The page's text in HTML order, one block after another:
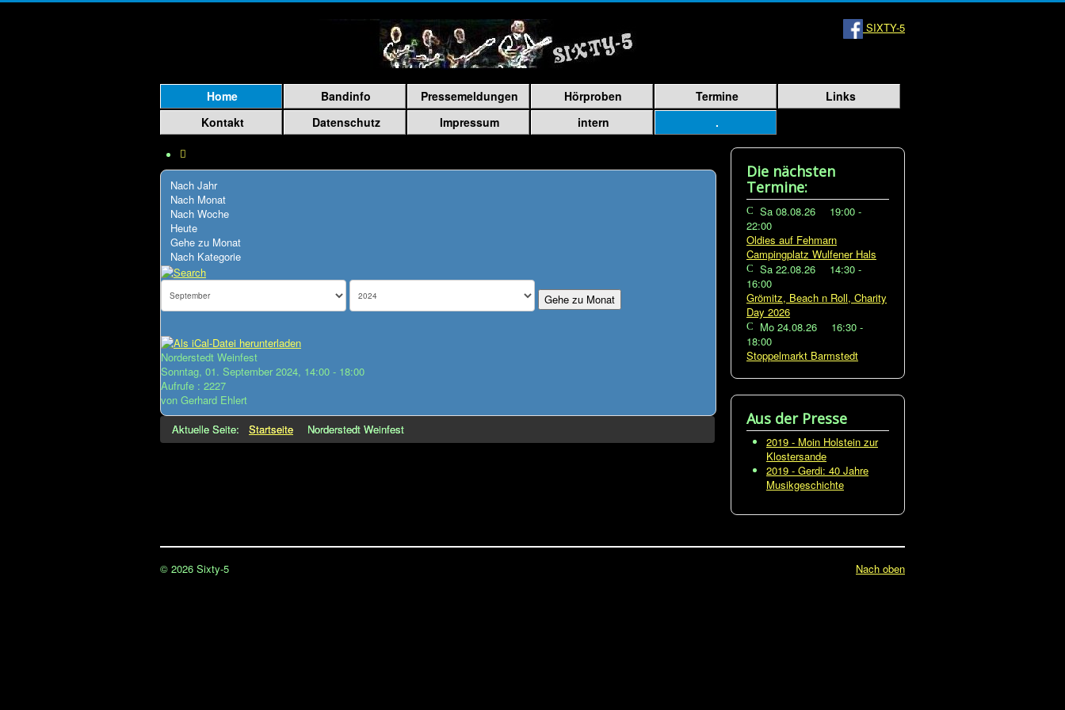
SIXTY-5
Home Bandinfo Pressemeldungen Hörproben Termine
Links
Kontakt
Datenschutz Impressum intern .
Nach Jahr
Nach Monat
Nach Woche
Heute
Gehe zu Monat
Nach Kategorie
Gehe zu Monat
Norderstedt Weinfest
Sonntag, 01. September 2024, 14:00 - 18:00
Aufrufe : 2227
von Gerhard Ehlert
Aktuelle Seite:
Startseite Norderstedt Weinfest
Die nächsten
Termine:
Sa 08.08.26 19:00-
22:00
Oldies auf Fehmarn
Campingplatz Wulfener Hals
Sa 22.08.26
14:30-
16:00
Grömitz, Beach n Roll, Charity
Day 2026
Mo 24.08.26
16:30-
18:00
Stoppelmarkt Barmstedt
Aus der Presse
2019 - Moin Holstein zur
Klostersande
2019 - Gerdi: 40 Jahre
Musikgeschichte
Nach oben
© 2026 Sixty-5